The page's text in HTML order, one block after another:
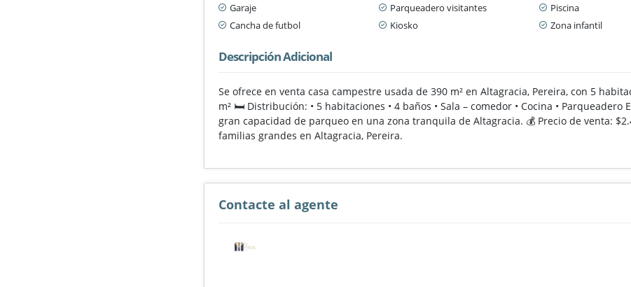
Garaje
Parqueadero visitantes Piscina
Cancha de futbol
Kiosko Zona infantil
Descripción Adicional
Se ofrece en venta casa campestre usada de 390 m² en Altagracia, Pereira, con 5
m² 🛏️ Distribución: • 5 habitaciones • 4 baños • Sala – comedor • Cocina •
gran capacidad de parqueo en una zona tranquila de Altagracia. 💰 Precio de venta:
familias grandes en Altagracia, Pereira.
Contacte al agente